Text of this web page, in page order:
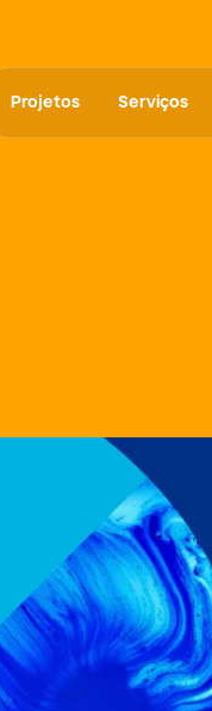
Projetos Serviços